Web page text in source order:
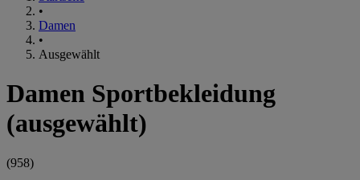
•
Damen
•
Ausgewählt
Damen Sportbekleidung
(ausgewählt)
(958)